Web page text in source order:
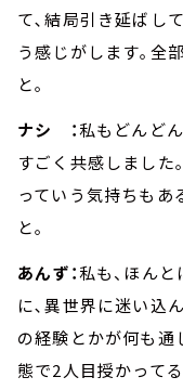
て､結局引き延ばし
う感じがします｡全
と｡
ナシ ：私もどんど
すごく共感しました
っていう気持ちも
と｡
あんず：私も、ほん
に､異世界に迷い込
の経験とかが何も通
態で2人目授かって